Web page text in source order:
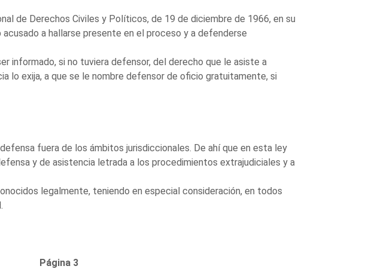
de Derechos Civiles y Políticos, de 19 de diciembre de 1966, en su
a hallarse presente en el proceso y a defenderse
informado, si no tuviera defensor, del derecho que le asiste a
lo exija, a que se le nombre defensor de oficio gratuitamente, si
fuera de los ámbitos jurisdiccionales. De ahí que en esta ley
y de asistencia letrada a los procedimientos extrajudiciales y a
legalmente, teniendo en especial consideración, en todos
Página 3